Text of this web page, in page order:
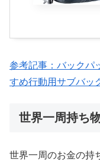
参考記事：バックパ
すめ行動用サブバッ
世界一周持ち
世界一周のお金の持